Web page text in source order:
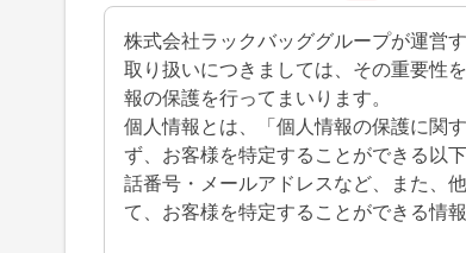
株式会社ラックバッググループが運営
取り扱いにつきましては、その重要性
報の保護を行ってまいります。
個人情報とは、「個人情報の保護に関
ず、お客様を特定することができる以
話番号・メールアドレスなど、また、
て、お客様を特定することができる情報